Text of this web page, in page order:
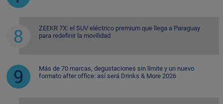
ZEEKR 7X: el SUV eléctrico premium que llega a Paraguay
para redefinir la movilidad
Más de 70 marcas, degustaciones sin límite y un nuevo
formato after office: así será Drinks & More 2026